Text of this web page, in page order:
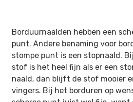
Borduurnaalden hebben een
punt. Andere benaming voor
stompe punt is een stopnaald.
stof is het heel fijn als er een
naald, dan blijft de stof mooier
vingers. Bij het borduren op